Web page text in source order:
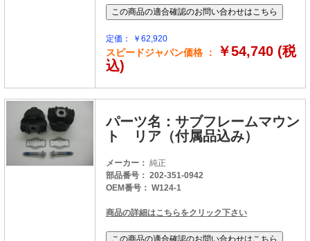
定価： ￥62,920
スピードジャパン価格 ：
￥54,740 (税
込)
パーツ名：サブフレームマウン
ト リア（付属品込み）
メーカー： 純正
部品番号： 202-351-0942
OEM番号： W124-1
商品の詳細はこちらをクリック下さい